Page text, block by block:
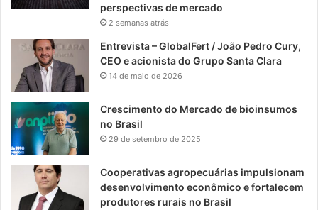
perspectivas de mercado
2 semanas atrás
Entrevista – GlobalFert / João Pedro Cury,
CEO e acionista do Grupo Santa Clara
14 de maio de 2026
Crescimento do Mercado de bioinsumos
no Brasil
29 de setembro de 2025
Cooperativas agropecuárias impulsionam
desenvolvimento econômico e fortalecem
produtores rurais no Brasil